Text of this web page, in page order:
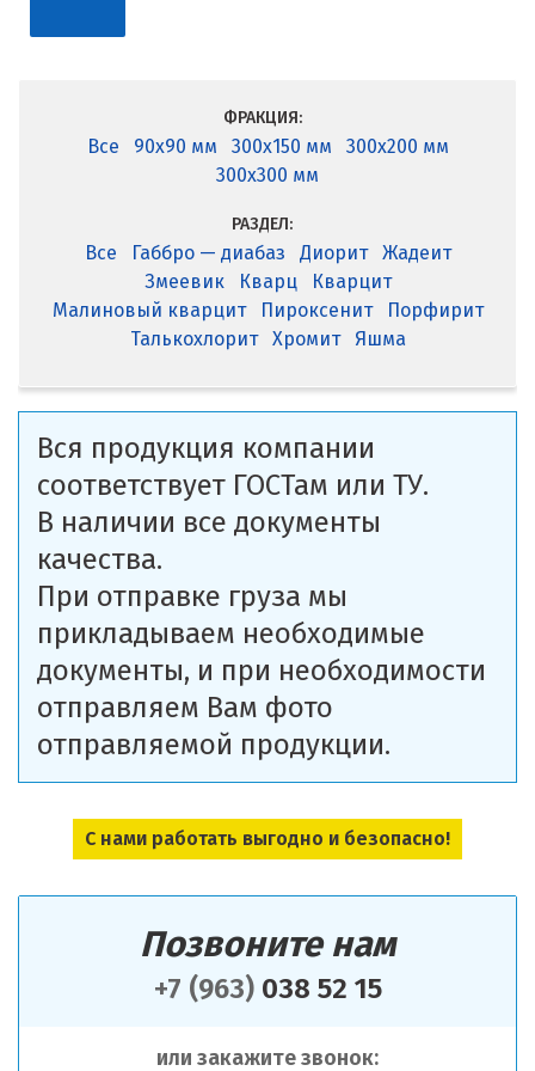
Позвоните нам
+7 (963)038 52 15
или закажите звонок:
ФРАКЦИЯ:
Все 90x90 мм 300x150 мм
300x200 мм
300x300 мм
РАЗДЕЛ:
Все Габбро — диабаз Диорит
Жадеит
Змеевик
Кварц
Кварцит
Малиновый кварцит
Пироксенит
Порфирит
Талькохлорит
Хромит Яшма
Вся продукция компании
соответствует ГОСТам или ТУ.
В наличии все документы
качества.
При отправке груза мы
прикладываем необходимые
документы, и при необходимости
отправляем Вам фото
отправляемой продукции.
С нами работать выгодно и безопасно!